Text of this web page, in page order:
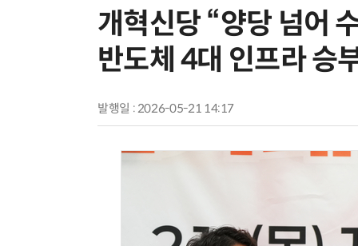
개혁신당 “양당 넘어
반도체 4대 인프라 승
발행일 : 2026-05-21 14:17